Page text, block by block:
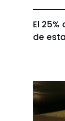
El
de